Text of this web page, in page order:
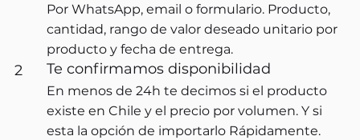
Por WhatsApp, email o formulario. Producto,
cantidad, rango de valor deseado unitario por
producto y fecha de entrega.
2 Te confirmamos disponibilidad
En menos de 24h te decimos si el producto
existe en Chile y el precio por volumen. Y si
esta la opción de importarlo Rápidamente.